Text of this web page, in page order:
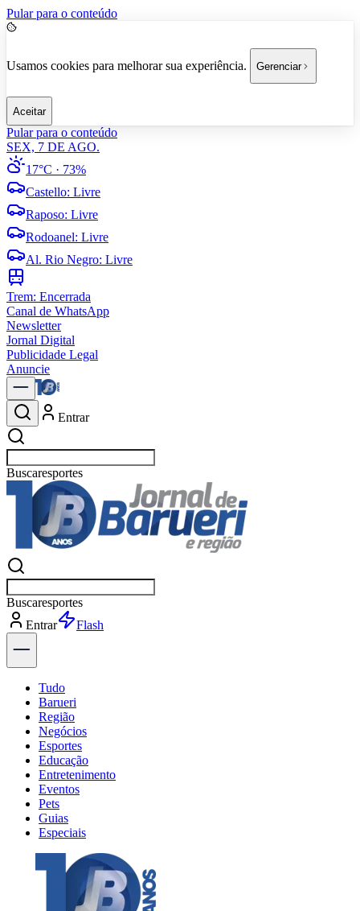
Pular para o conteúdo
Usamos cookies para melhorar sua experiência. Gerenciar
Aceitar
Pular para o conteúdo
SEX, 7 DE AGO.
17°C · 73%
Castello: Livre
Raposo: Livre
Rodoanel: Livre
Al. Rio Negro: Livre
Trem: Encerrada
Canal de WhatsApp
Newsletter
Jornal Digital
Publicidade Legal
Anuncie
Entrar
Buscarn
Buscarn
Entrar
Explorar
Tudo
Barueri
Região
Negócios
Esportes
Educação
Entretenimento
Eventos
Pets
Guias
Especiais
Explore Tudo
Últimas Notícias
Previsão do Tempo
Trânsito e Rotas